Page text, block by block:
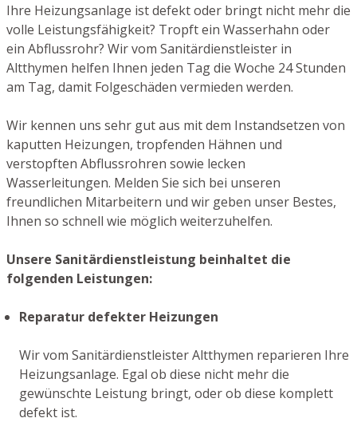
Ihre Heizungsanlage ist defekt oder bringt nicht mehr die
volle Leistungsfähigkeit? Tropft ein Wasserhahn oder
ein Abflussrohr? Wir vom Sanitärdienstleister in
Altthymen helfen Ihnen jeden Tag die Woche 24 Stunden
am Tag, damit Folgeschäden vermieden werden.
Wir kennen uns sehr gut aus mit dem Instandsetzen von
kaputten Heizungen, tropfenden Hähnen und
verstopften Abflussrohren sowie lecken
Wasserleitungen. Melden Sie sich bei unseren
freundlichen Mitarbeitern und wir geben unser Bestes,
Ihnen so schnell wie möglich weiterzuhelfen.
Unsere Sanitärdienstleistung beinhaltet die
folgenden Leistungen:
Reparatur defekter Heizungen
Wir vom Sanitärdienstleister Altthymen reparieren Ihre
Heizungsanlage. Egal ob diese nicht mehr die
gewünschte Leistung bringt, oder ob diese komplett
defekt ist.